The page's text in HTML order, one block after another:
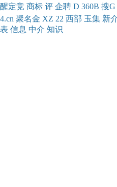
醒定竞 商标 评 企聘 D 360B 搜G
4.cn 聚名金 XZ 22 西部 玉集 新
表 信息 中介 知识